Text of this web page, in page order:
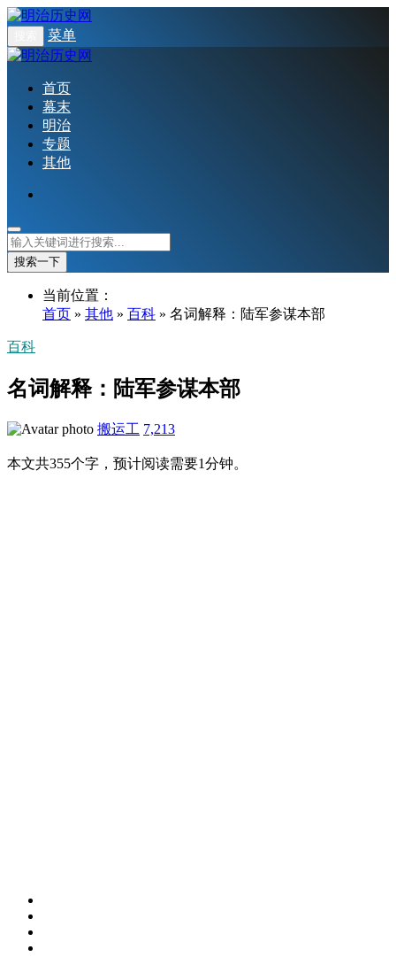
菜单
首页
幕末
明治
专题
其他
搜索一下
当前位置：
首页 » 其他 » 百科 » 名词解释：陆军参谋本部
百科
名词解释：陆军参谋本部
搬运工 7,213
本文共355个字，预计阅读需要1分钟。